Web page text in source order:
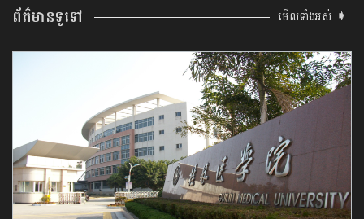
ព័ត៌មានទូទៅ មើលទាំងអស់ ➧